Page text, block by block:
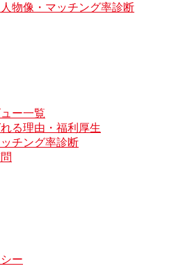
物像・マッチング率診断
ー一覧
る理由・福利厚生
チング率診断
ー